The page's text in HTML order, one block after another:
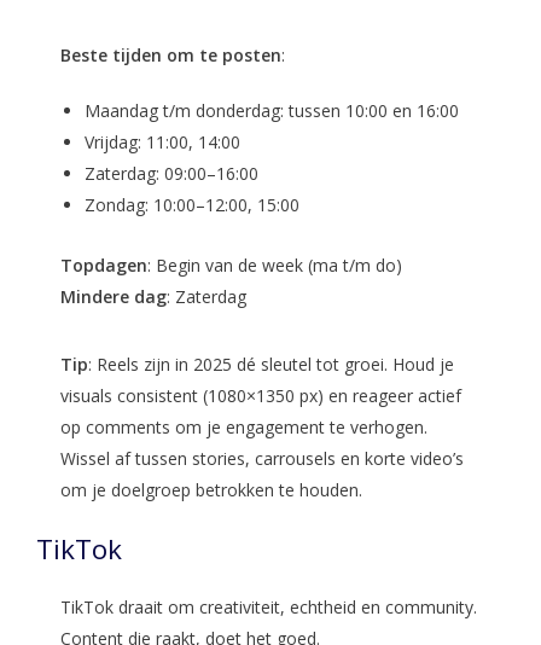
Beste tijden om te posten:
Maandag t/m donderdag: tussen 10:00 en 16:00
Vrijdag: 11:00, 14:00
Zaterdag: 09:00–16:00
Zondag: 10:00–12:00, 15:00
Topdagen: Begin van de week (ma t/m do)
Mindere dag: Zaterdag
Tip: Reels zijn in 2025 dé sleutel tot groei. Houd je
visuals consistent (1080×1350 px) en reageer actief
op comments om je engagement te verhogen.
Wissel af tussen stories, carrousels en korte video’s
om je doelgroep betrokken te houden.
TikTok
TikTok draait om creativiteit, echtheid en community.
Content die raakt, doet het goed.